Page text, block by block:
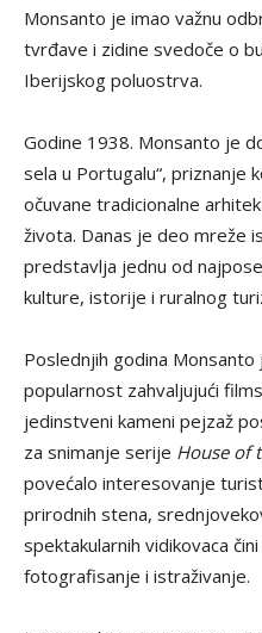
Monsanto je imao važnu
tvrđave i zidine svedoče o
Iberijskog poluostrva.
Godine 1938. Monsanto je
sela u Portugalu“, priznanje
očuvane tradicionalne
života. Danas je deo mreže
predstavlja jednu od
kulture, istorije i ruralnog
Poslednjih godina
popularnost zahvaljujući
jedinstveni kameni pejzaž
za snimanje serije House of
povećalo interesovanje
prirodnih stena,
spektakularnih vidikovaca
fotografisanje i istraživanje.